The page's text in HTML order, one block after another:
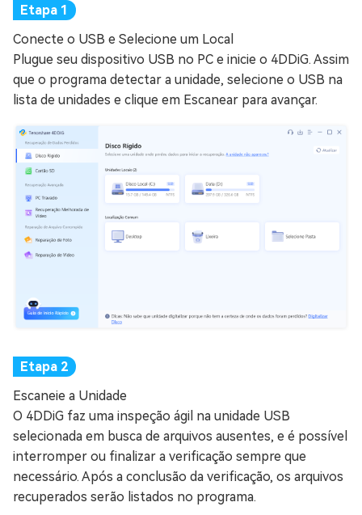
Conecte o USB e Selecione um Local
Plugue seu dispositivo USB no PC e inicie o 4DDiG. Assim
que o programa detectar a unidade, selecione o USB na
lista de unidades e clique em Escanear para avançar.
Escaneie a Unidade
O 4DDiG faz uma inspeção ágil na unidade USB
selecionada em busca de arquivos ausentes, e é possível
interromper ou finalizar a verificação sempre que
necessário. Após a conclusão da verificação, os arquivos
recuperados serão listados no programa.